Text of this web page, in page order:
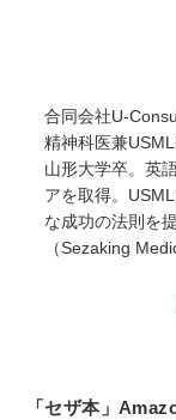
合同会社U-
精神科医兼
山形大学卒。英
アを取得。
な成功の法則を
（Sezaking
「セザ本」